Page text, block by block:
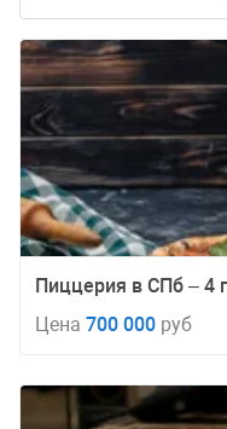
Пиццерия в СПб – 4
Цена 700 000 руб